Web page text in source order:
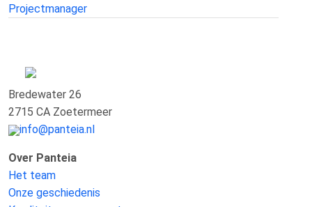
Projectmanager
Bredewater 26
2715 CA Zoetermeer
info@panteia.nl
Over Panteia
Het team
Onze geschiedenis